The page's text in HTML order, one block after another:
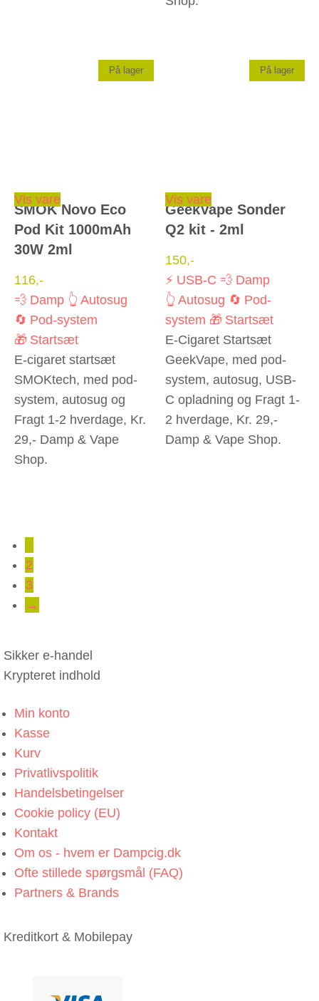
På lager
Vis vare
SMOK Novo Eco
Pod Kit 1000mAh
30W 2ml
116,-
💨 Damp 👆 Autosug
🔄 Pod-system
🎁 Startsæt
E-cigaret startsæt
SMOKtech, med pod-
system, autosug og
Fragt 1-2 hverdage, Kr.
29,- Damp & Vape
Shop.
På lager
Vis vare
GeekVape Sonder
Q2 kit - 2ml
150,-
⚡ USB-C 💨 Damp
👆 Autosug 🔄 Pod-
system 🎁 Startsæt
E-Cigaret Startsæt
GeekVape, med pod-
system, autosug, USB-
C opladning og Fragt 1-
2 hverdage, Kr. 29,-
Damp & Vape Shop.
2
3
→
Sikker e-handel
Krypteret indhold
Min konto
Kasse
Kurv
Privatlivspolitik
Handelsbetingelser
Cookie policy (EU)
Kontakt
Om os - hvem er Dampcig.dk
Ofte stillede spørgsmål (FAQ)
Partners & Brands
Kreditkort & Mobilepay